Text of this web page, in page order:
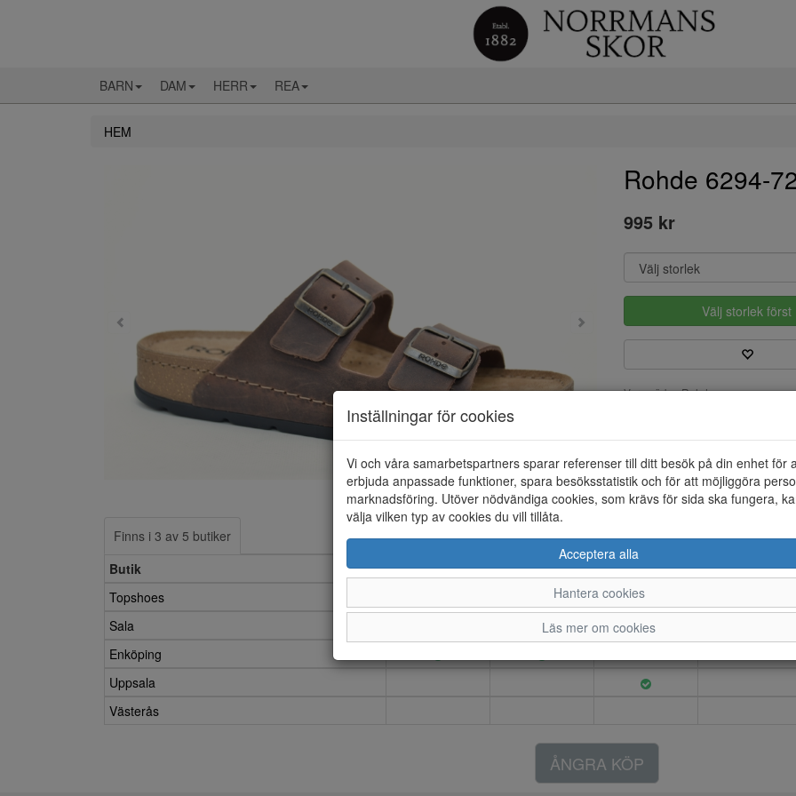
BARN DAM HERR REA
HEM
Rohde 6294-
995 kr
Välj storlek först
Varumärke: Rohde
Färg: Brun
Slip-in sandal i oljat skinn.
Finns i 3 av 5 butiker
Butik
40 41 42
43
Topshoes
Sala
Enköping
Uppsala
Västerås
ÅNGRA KÖP
Inställningar för cookies
Vi och våra samarbetspartners sparar referenser till ditt besök på din enhet för
erbjuda anpassade funktioner, spara besöksstatistik och för att möjliggöra
marknadsföring. Utöver nödvändiga cookies, som krävs för sida ska fungera,
välja vilken typ av cookies du vill tillåta.
Acceptera alla
Hantera cookies
Läs mer om cookies